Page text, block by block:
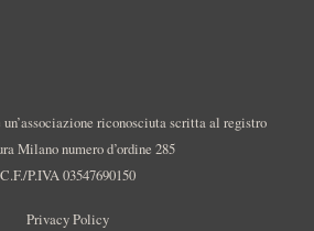
riconosciuta scritta al registro
Milano numero d’ordine 285
C.F./P.IVA 03547690150
Privacy Policy